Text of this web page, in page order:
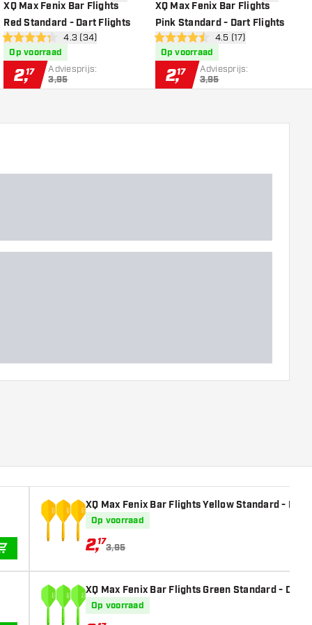
XQ Max Fenix Bar Flights
Red Standard - Dart Flights
open reviews drawer
4.3 score sterren4.3 (34)
Op voorraad
2,17 Adviesprijs:
3,95
XQ Max Fenix Bar Flights
Pink Standard - Dart Flights
open reviews drawer
4.5 score sterren4.5 (17)
Op voorraad
2,17 Adviesprijs:
3,95
XQ Max Fenix Bar Flights Yellow Standard -
Op voorraad
2,17
3,95
XQ Max Fenix Bar Flights Green Standard - Dart
Op voorraad